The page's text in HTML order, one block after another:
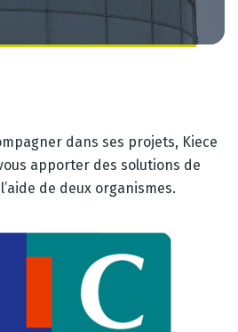
dans ses projets, Kiece
apporter des solutions de
de deux organismes.